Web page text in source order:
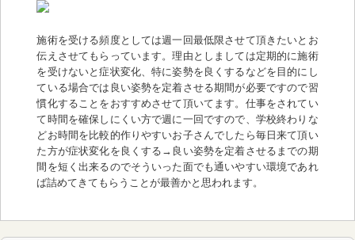
施術を受ける頻度としては週一回最低限させて頂きたいとお
伝えさせてもらっています。理由としましては定期的に施術
を受けないと症状変化、特に姿勢を良くするなどを目的にし
ている場合では良い姿勢を定着させる期間が必要ですので習
慣化することをおすすめさせて頂いてます。仕事をされてい
て時間を確保しにくい方で週に一回ですので、学校終わりな
どお時間を比較的作りやすいお子さんでしたら毎日来て頂い
た方が症状変化を良くする→良い姿勢を定着させるまでの期
間を短く出来るのでそういった面でも通いやすい環境であれ
ば詰めてきてもらうことが最善かと思われます。